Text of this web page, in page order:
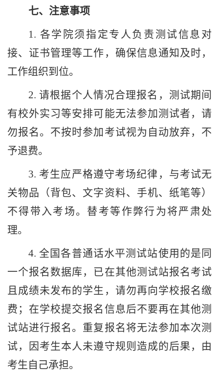
七、注意事项
1. 各学院须指定专人负责测试信息对
接、证书管理等工作，确保信息通知及时，
工作组织到位。
2.请根据个人情况合理报名，测试期间
有校外实习等安排可能无法参加测试者，请
勿报名。不按时参加考试视为自动放弃，不
予退费。
3. 考生应严格遵守考场纪律，与考试无
关物品（背包、文字资料、手机、纸笔等）
不得带入考场。替考等作弊行为将严肃处
理。
4.全国各普通话水平测试站使用的是同
一个报名数据库，已在其他测试站报名考试
且成绩未发布的学生，请勿再向学校报名缴
费；在学校提交报名信息后不要再在其他测
试站进行报名。重复报名将无法参加本次测
试，因考生本人未遵守规则造成的后果，由
考生自己承担。